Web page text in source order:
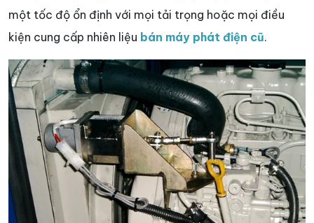
một tốc độ ổn định với mọi tải trọng hoặc mọi điều
kiện cung cấp nhiên liệu bán máy phát điện cũ.